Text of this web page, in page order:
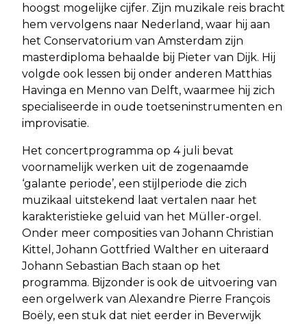
hoogst mogelijke cijfer. Zijn muzikale reis bracht
hem vervolgens naar Nederland, waar hij aan
het Conservatorium van Amsterdam zijn
masterdiploma behaalde bij Pieter van Dijk. Hij
volgde ook lessen bij onder anderen Matthias
Havinga en Menno van Delft, waarmee hij zich
specialiseerde in oude toetseninstrumenten en
improvisatie.
Het concertprogramma op 4 juli bevat
voornamelijk werken uit de zogenaamde
‘galante periode’, een stijlperiode die zich
muzikaal uitstekend laat vertalen naar het
karakteristieke geluid van het Müller-orgel.
Onder meer composities van Johann Christian
Kittel, Johann Gottfried Walther en uiteraard
Johann Sebastian Bach staan op het
programma. Bijzonder is ook de uitvoering van
een orgelwerk van Alexandre Pierre François
Boëly, een stuk dat niet eerder in Beverwijk